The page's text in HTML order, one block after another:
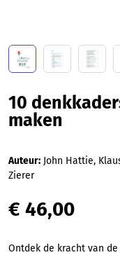
10
maken
Auteur: John Hattie,
Zierer
€ 46,00
Ontdek de kracht van